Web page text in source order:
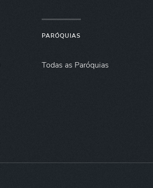
PARÓQUIAS
Todas as Paróquias